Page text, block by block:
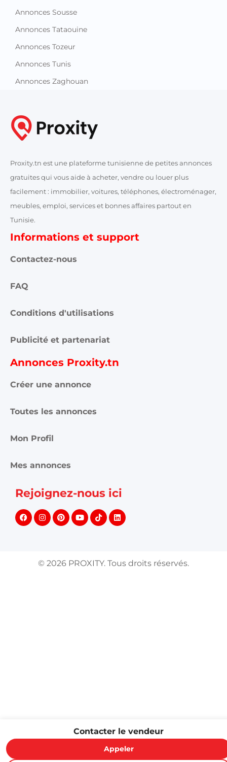
Contacter le vendeur
Appeler
Annonces Sousse
Annonces Tataouine
Annonces Tozeur
Annonces Tunis
Annonces Zaghouan
Proxity.tn est une plateforme tunisienne de petites annonces
gratuites qui vous aide à acheter, vendre ou louer plus
facilement : immobilier, voitures, téléphones, électroménager,
meubles, emploi, services et bonnes affaires partout en
Tunisie.
Informations et support
Contactez-nous
FAQ
Conditions d'utilisations
Publicité et partenariat
Annonces Proxity.tn
Créer une annonce
Toutes les annonces
Mon Profil
Mes annonces
Rejoignez-nous ici
© 2026 PROXITY. Tous droits réservés.